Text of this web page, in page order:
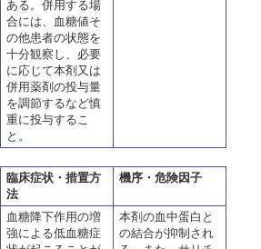
ある。併用する場
合には、血糖値そ
の他患者の状態を
十分観察し、必要
に応じて本剤又は
併用薬剤の投与量
を調節するなど慎
重に投与するこ
と。
臨床症状・措置方
法
機序・危険因子
血糖降下作用の増
強による低血糖症
本剤の血中蛋白と
の結合が抑制され